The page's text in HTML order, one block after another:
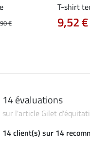
€
T-shirt
9,52 €
14 évaluations
sur l'article Gilet
14 client(s) sur 14